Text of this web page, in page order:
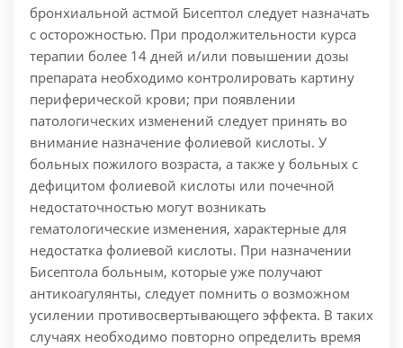
бронхиальной астмой Бисептол следует назначать
с осторожностью. При продолжительности курса
терапии более 14 дней и/или повышении дозы
препарата необходимо контролировать картину
периферической крови; при появлении
патологических изменений следует принять во
внимание назначение фолиевой кислоты. У
больных пожилого возраста, а также у больных с
дефицитом фолиевой кислоты или почечной
недостаточностью могут возникать
гематологические изменения, характерные для
недостатка фолиевой кислоты. При назначении
Бисептола больным, которые уже получают
антикоагулянты, следует помнить о возможном
усилении противосвертывающего эффекта. В таких
случаях необходимо повторно определить время